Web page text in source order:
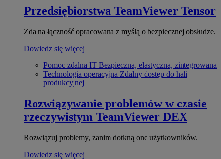
Przedsiębiorstwa TeamViewer Tensor
Zdalna łączność opracowana z myślą o bezpiecznej obsłudze.
Dowiedz się więcej
Pomoc zdalna IT Bezpieczna, elastyczna, zintegrowana
Technologia operacyjna Zdalny dostęp do hali
produkcyjnej
Rozwiązywanie problemów w czasie
rzeczywistym TeamViewer DEX
Rozwiązuj problemy, zanim dotkną one użytkowników.
Dowiedz się więcej